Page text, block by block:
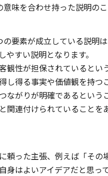
意味を合わせ持った説明のこ
の要素が成立している説明
やすい説明となります。
観性が担保されているとい
し得る事実や価値観を持つ
ながりが明確であるという
関連付けられていることを
頼った主張、例えば「その
身はよいアイデアだと思っ